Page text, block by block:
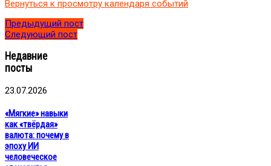
коуч-
ментор
ICM,
эксперт
ФПП
Вернуться к просмотру календаря событий
Предыдущий пост
Следующий пост
Недавние
посты
23.07.2026
«Мягкие» навыки
как «твёрдая»
валюта: почему в
эпоху ИИ
человеческое